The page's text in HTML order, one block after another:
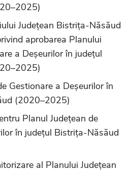
Județean Bistrița-Năsăud
aprobarea Planului
a Deșeurilor în județul
Gestionare a Deșeurilor în
(2020–2025)
Planul Județean de
în județul Bistrița-Năsăud
al Planului Județean